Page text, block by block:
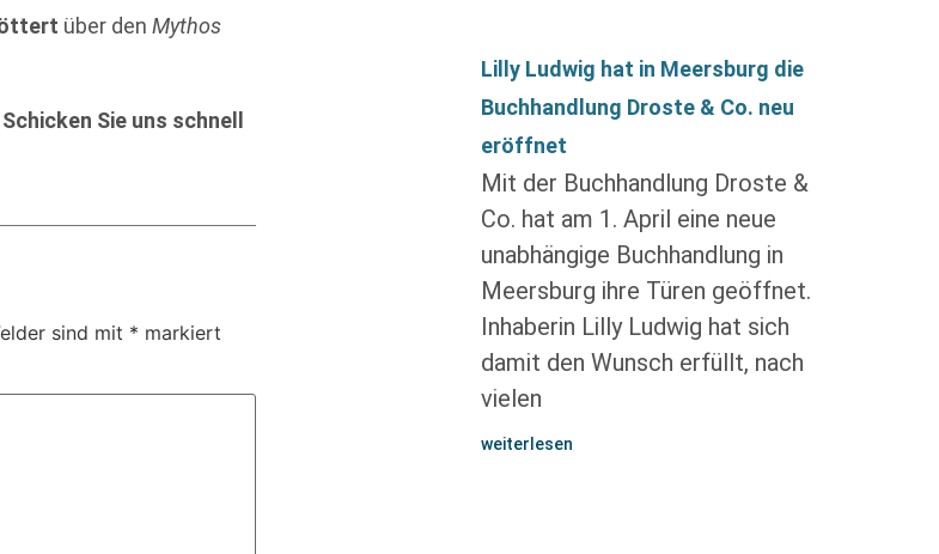
über denMythos
Sie uns schnell
sind mit * markiert
Lilly Ludwig hat in Meersburg die
Buchhandlung Droste & Co. neu
eröffnet
Mit der Buchhandlung Droste &
Co. hat am 1. April eine neue
unabhängige Buchhandlung in
Meersburg ihre Türen geöffnet.
Inhaberin Lilly Ludwig hat sich
damit den Wunsch erfüllt, nach
vielen
weiterlesen